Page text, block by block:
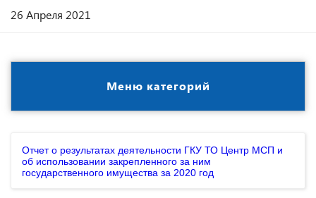
26 Апреля 2021
Меню категорий
Отчет о результатах деятельности ГКУ ТО Центр МСП и
об использовании закрепленного за ним
государственного имущества за 2020 год